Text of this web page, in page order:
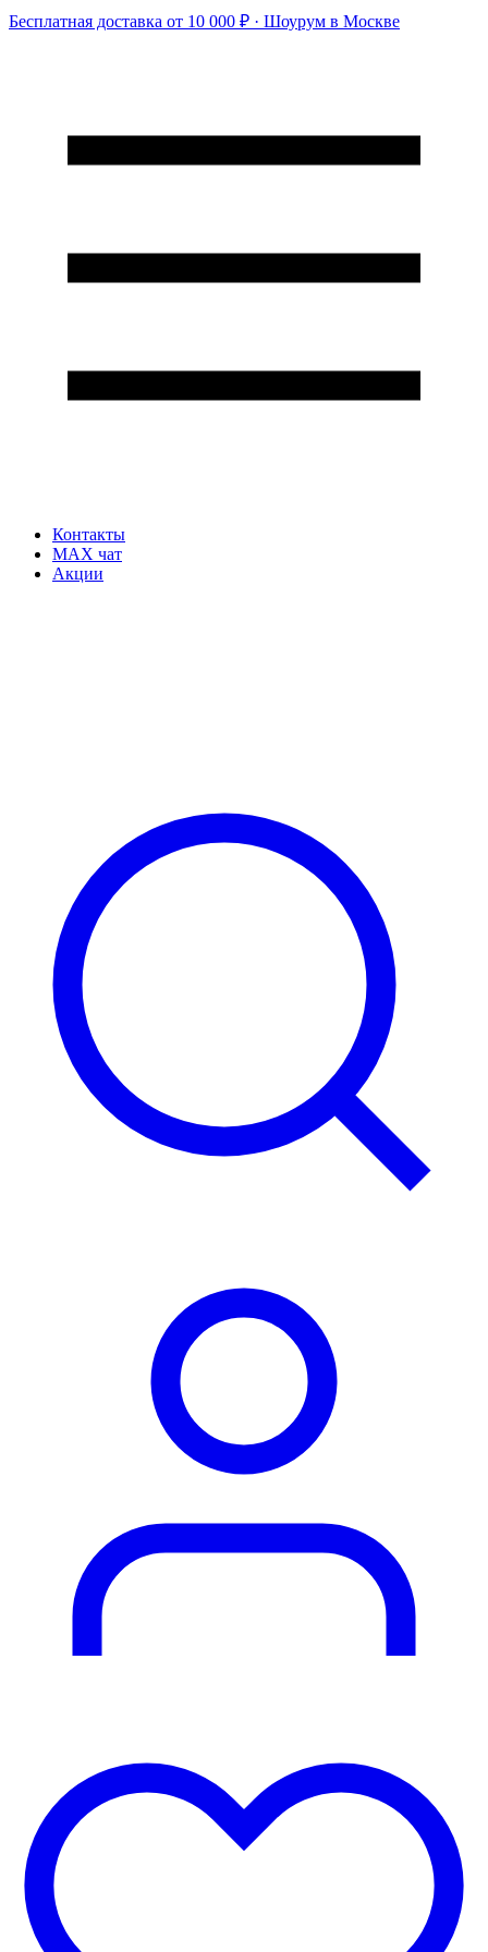
Бесплатная доставка от 10 000 ₽ · Шоурум в Москве
Контакты
MAX чат
Акции